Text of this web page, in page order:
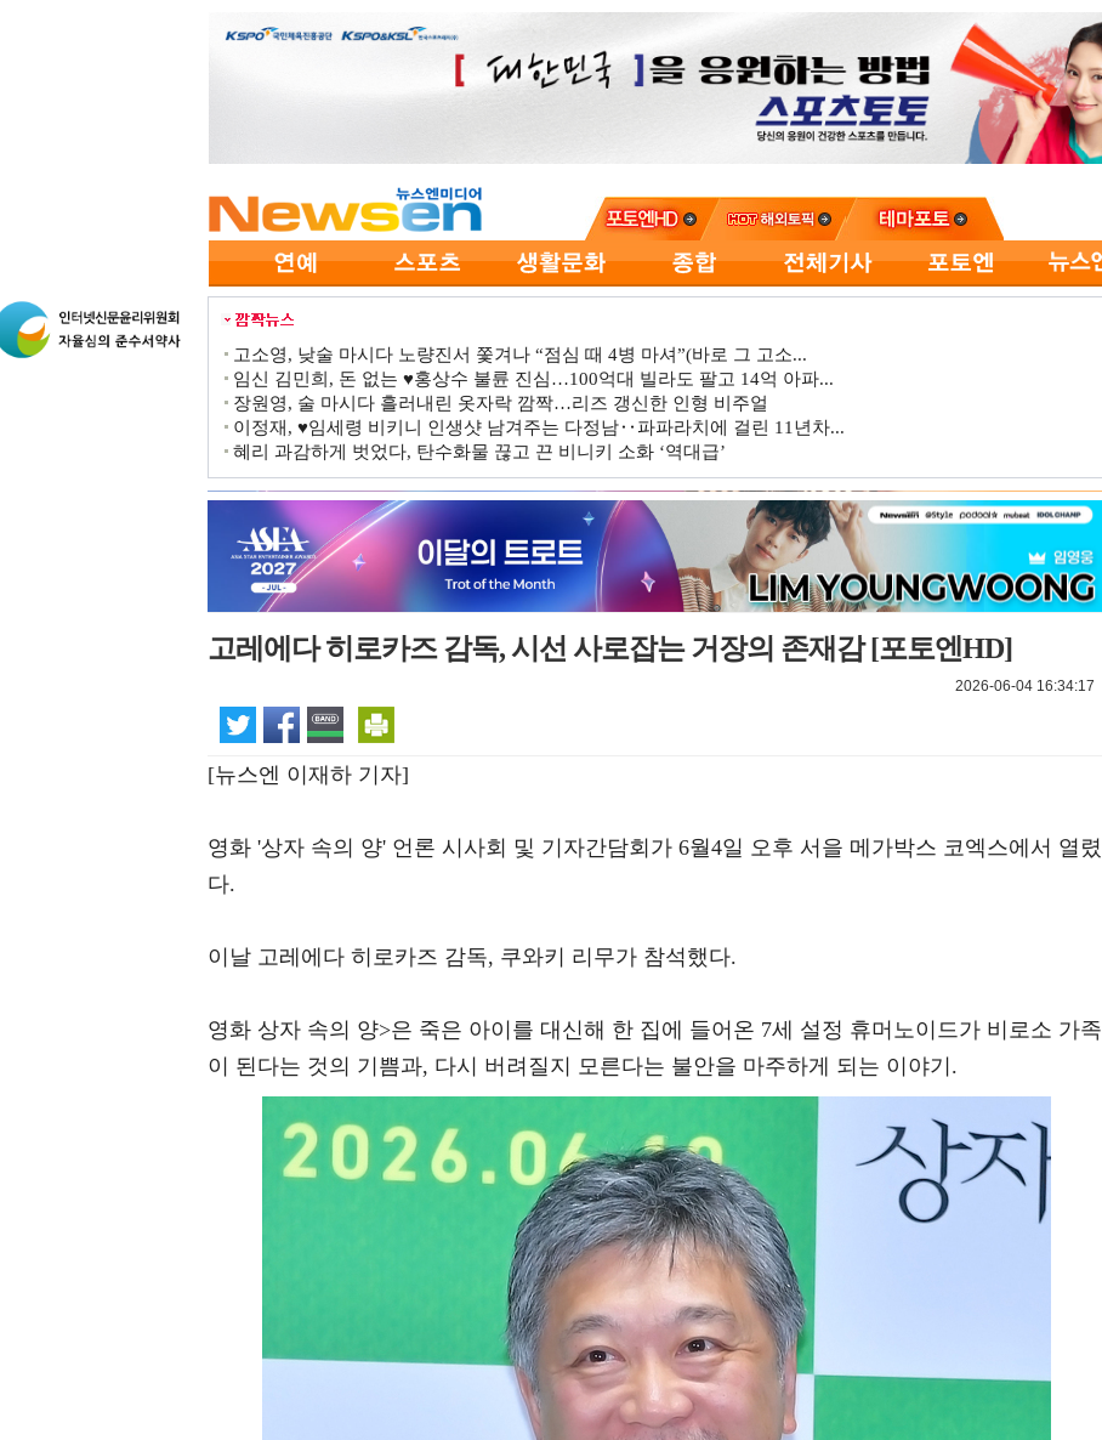
고소영, 낮술 마시다 노량진서 쫓겨나 “점심 때 4병 마셔”(바로 그 고소...
임신 김민희, 돈 없는 ♥홍상수 불륜 진심…100억대 빌라도 팔고 14억 아파...
장원영, 술 마시다 흘러내린 옷자락 깜짝…리즈 갱신한 인형 비주얼
이정재, ♥임세령 비키니 인생샷 남겨주는 다정남‥파파라치에 걸린 11년차...
혜리 과감하게 벗었다, 탄수화물 끊고 끈 비니키 소화 ‘역대급’
고레에다 히로카즈 감독, 시선 사로잡는 거장의 존재감 [포토엔HD]
2026-06-04 16:34:17
[뉴스엔 이재하 기자]
영화 '상자 속의 양' 언론 시사회 및 기자간담회가 6월4일 오후 서을 메가박스 코엑스에서 열렸
다.
이날 고레에다 히로카즈 감독, 쿠와키 리무가 참석했다.
영화 상자 속의 양>은 죽은 아이를 대신해 한 집에 들어온 7세 설정 휴머노이드가 비로소 가족
이 된다는 것의 기쁨과, 다시 버려질지 모른다는 불안을 마주하게 되는 이야기.